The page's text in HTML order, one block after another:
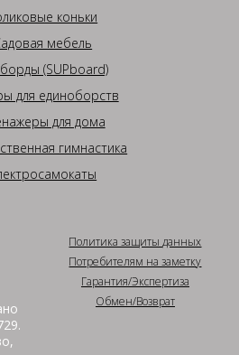
коньки
мебель
(SUPboard)
для единоборств
для дома
гимнастика
Политика защиты данных
Потребителям на заметку
Гарантия/Экспертиза
Обмен/Возврат